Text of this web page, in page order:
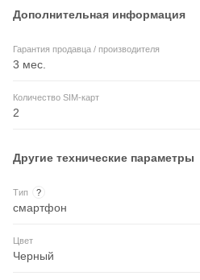
Дополнительная информация
Гарантия продавца / производителя
3 мес.
Количество SIM-карт
2
Другие технические параметры
Тип ?
смартфон
Цвет
Черный